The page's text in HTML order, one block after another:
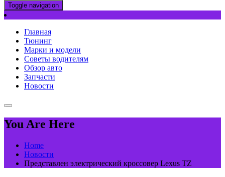
Toggle navigation
Главная
Тюнинг
Марки и модели
Советы водителям
Обзор авто
Запчасти
Новости
You Are Here
Home
Новости
Представлен электрический кроссовер Lexus TZ